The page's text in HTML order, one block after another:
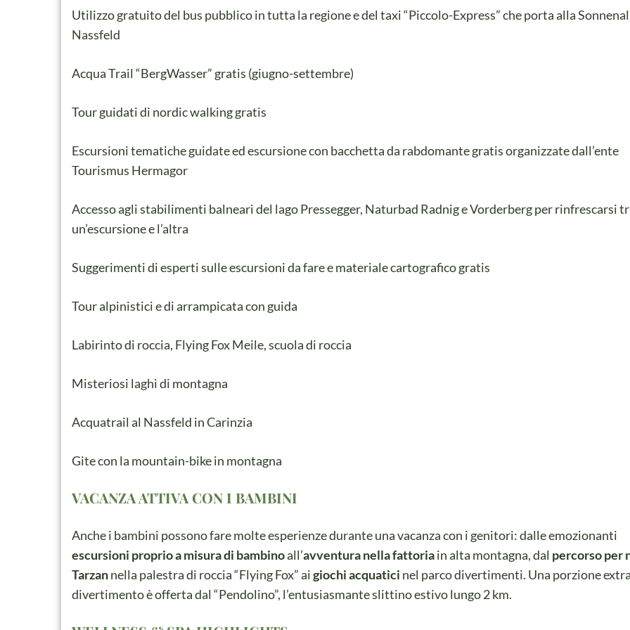
Utilizzo gratuito del bus pubblico in tutta la regione e del taxi “Piccolo-Express” che porta alla
Nassfeld
Acqua Trail “BergWasser” gratis (giugno-settembre)
Tour guidati di nordic walking gratis
Escursioni tematiche guidate ed escursione con bacchetta da rabdomante gratis organizzate dall’ente
Tourismus Hermagor
Accesso agli stabilimenti balneari del lago Pressegger, Naturbad Radnig e Vorderberg per rinfrescarsi
un’escursione e l’altra
Suggerimenti di esperti sulle escursioni da fare e materiale cartografico gratis
Tour alpinistici e di arrampicata con guida
Labirinto di roccia, Flying Fox Meile, scuola di roccia
Misteriosi laghi di montagna
Acquatrail al Nassfeld in Carinzia
Gite con la mountain-bike in montagna
VACANZA ATTIVA CON I BAMBINI
Anche i bambini possono fare molte esperienze durante una vacanza con i genitori: dalle emozionanti
escursioni proprio a misura di bambinoall’avventura nella fattoriain alta montagna, dal percorso per
Tarzannella palestra di roccia “Flying Fox” aigiochi acquatici nel parco divertimenti. Una porzione
divertimento è offerta dal “Pendolino”, l’entusiasmante slittino estivo lungo 2 km.